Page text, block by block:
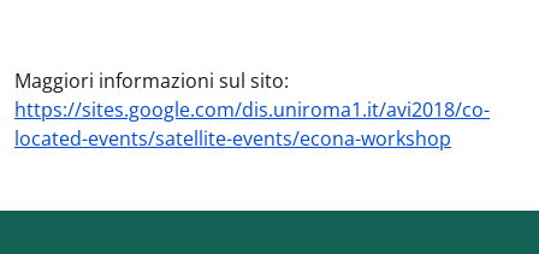
Maggiori informazioni sul sito:
https://sites.google.com/dis.uniroma1.it/avi2018/co-
located-events/satellite-events/econa-workshop